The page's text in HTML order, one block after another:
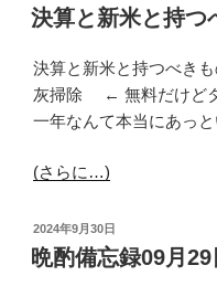
稿
日:
決算と新米と持つ
決算と新米と持つべき
灰掃除 ← 無料だけどタ
一年なんて本当にあっ
(さらに…)
投
稿
日:
2024年9月30日
晩酌備忘録09月29